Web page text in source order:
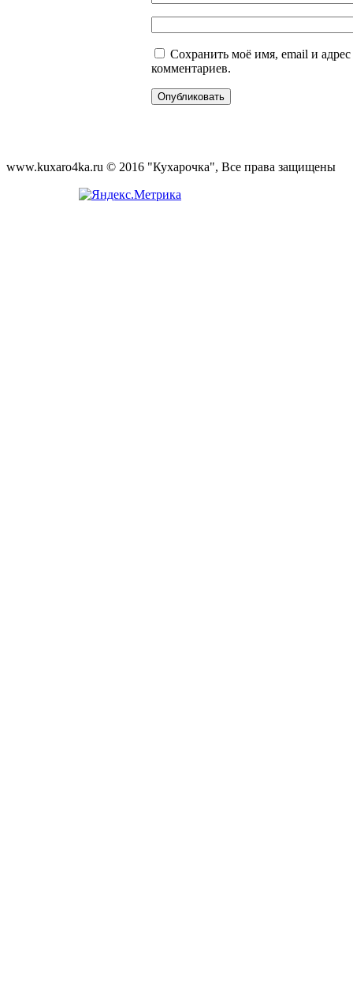
Сохранить моё имя, email и
комментариев.
www.kuxaro4ka.ru © 2016 "Кухарочка", Все права защищены